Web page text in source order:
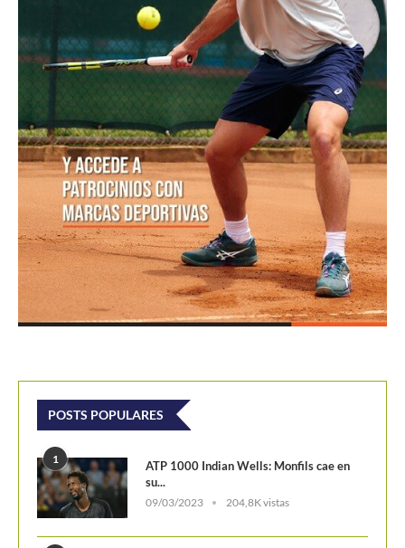
POSTS POPULARES
1
ATP 1000 Indian Wells: Monfils cae en
su...
09/03/2023 204,8K vistas